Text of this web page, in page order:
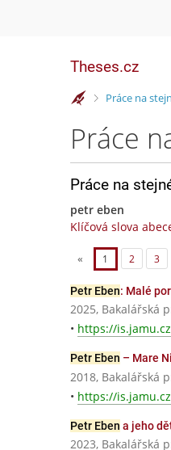
Theses.cz
>Práce na
Práce
Práce na
petr eben
Klíčová slova
« 1 2 3
Petr Eben: Malé
2025, Bakalářská
• https://
Petr Eben – Mare
2018, Bakalářská
• https://
Petr Eben a jeho
2023, Bakalářská